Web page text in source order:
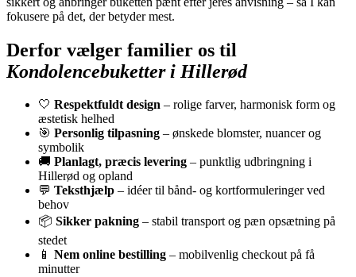
fokusere på det, der betyder mest.
Derfor vælger familier os til
Kondolencebuketter i Hillerød
🤍 Respektfuldt design – rolige farver, harmonisk form og
æstetisk helhed
🎯 Personlig tilpasning – ønskede blomster, nuancer og
symbolik
🚚 Planlagt, præcis levering – punktlig udbringning i
Hillerød og opland
💬 Teksthjælp – idéer til bånd- og kortformuleringer ved
behov
📦 Sikker pakning – stabil transport og pæn opsætning på
stedet
📱 Nem online bestilling – mobilvenlig checkout på få
minutter